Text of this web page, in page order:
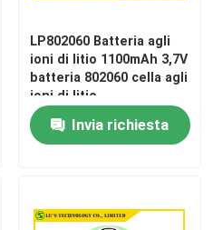
LP802060 Batteria agli
ioni di litio 1100mAh 3,7V
batteria 802060 cella agli
ioni di litio
Invia richiesta